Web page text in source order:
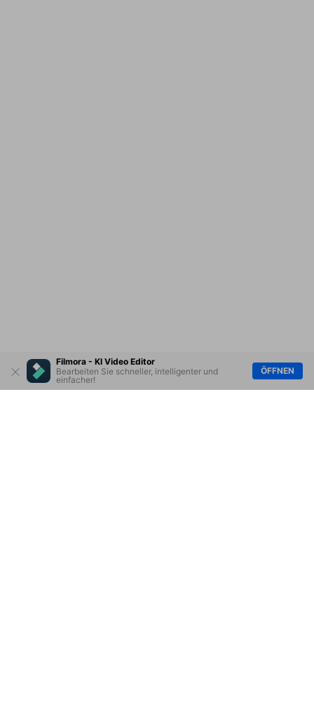
Filmora - KI Video Editor
Bearbeiten Sie schneller, intelligenter und
einfacher!
ÖFFNEN